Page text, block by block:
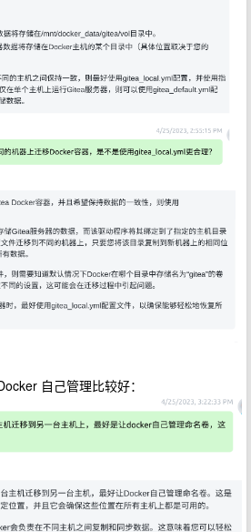
自己管理比较好：